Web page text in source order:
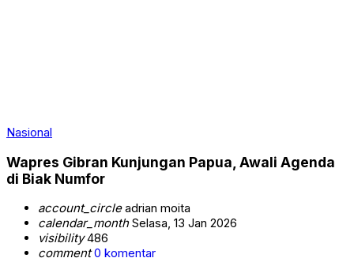
Nasional
Wapres Gibran Kunjungan Papua, Awali Agenda
di Biak Numfor
account_circleadrian moita
calendar_monthSelasa, 13 Jan 2026
visibility486
comment 0 komentar